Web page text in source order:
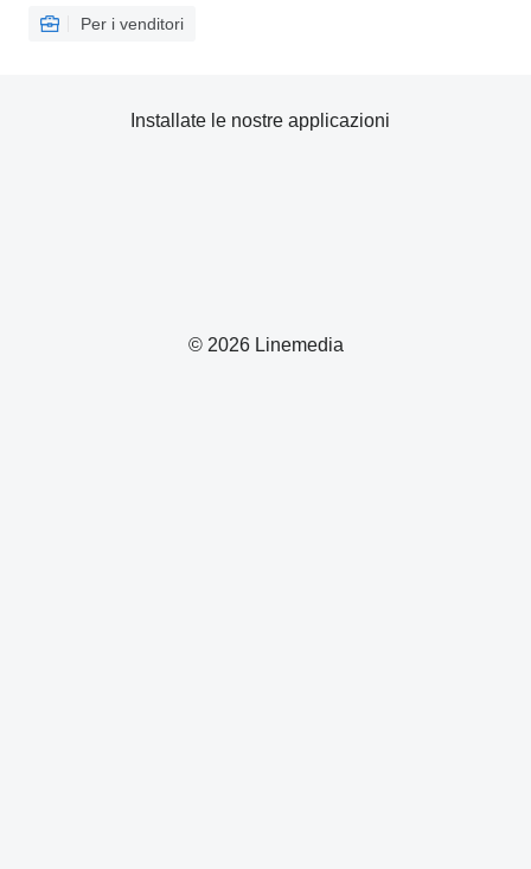
Per i venditori
© 2026 Linemedia
Installate le nostre applicazioni